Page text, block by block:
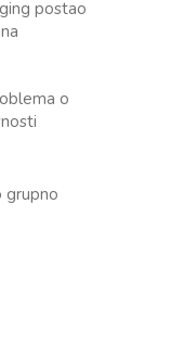
postao
o
grupno